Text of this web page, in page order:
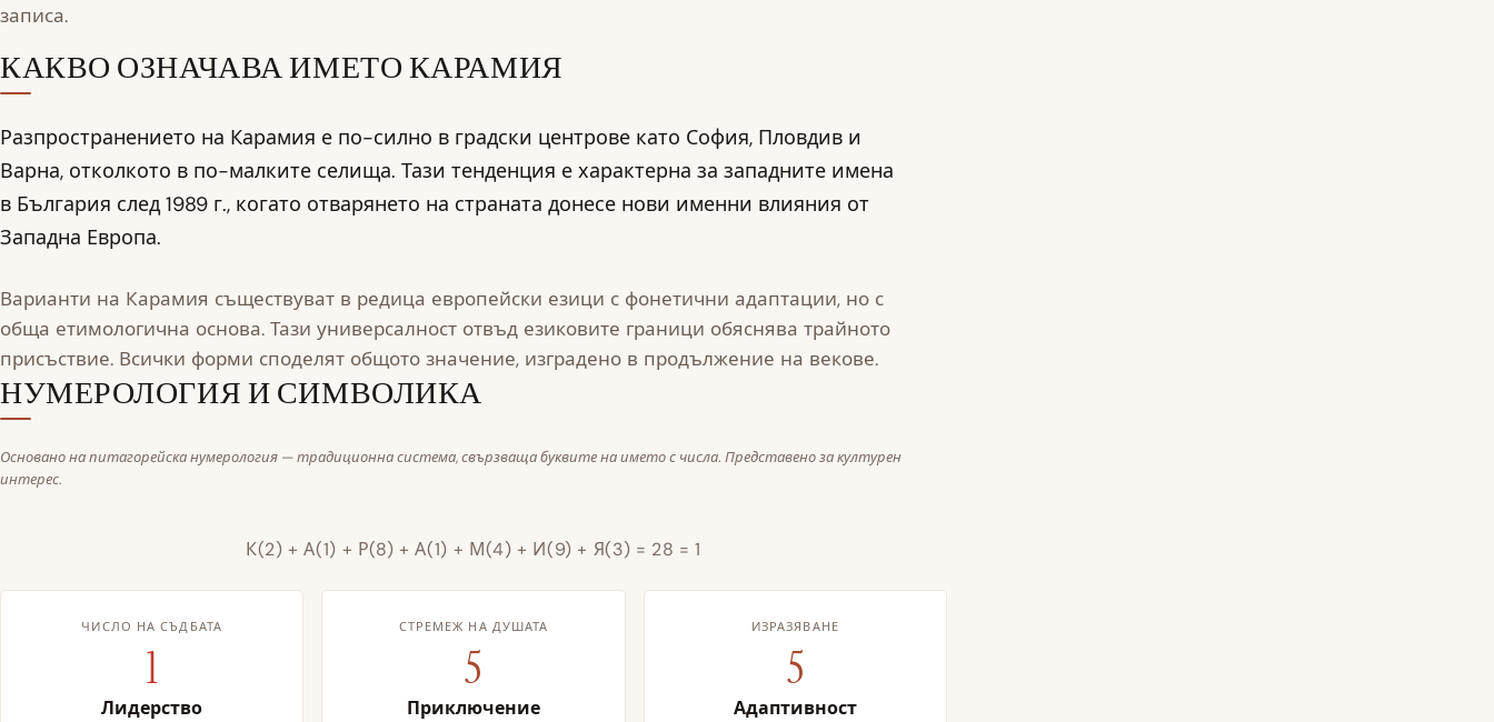
записа.
КАКВО ОЗНАЧАВА ИМЕТО КАРАМИЯ
Разпространението на Карамия е по-силно в градски центрове като София, Пловдив и
Варна, отколкото в по-малките селища. Тази тенденция е характерна за западните имена
в България след 1989 г., когато отварянето на страната донесе нови именни влияния от
Западна Европа.
Варианти на Карамия съществуват в редица европейски езици с фонетични адаптации, но с
обща етимологична основа. Тази универсалност отвъд езиковите граници обяснява трайното
присъствие. Всички форми споделят общото значение, изградено в продължение на векове.
НУМЕРОЛОГИЯ И СИМВОЛИКА
Основано на питагорейска нумерология — традиционна система, свързваща буквите на името с числа. Представено за културен
интерес.
К(2) + А(1) + Р(8) + А(1) + М(4) + И(9) + Я(3) = 28 = 1
ЧИСЛО НА СЪДБАТА
1
Лидерство
СТРЕМЕЖ НА ДУШАТА
5
Приключение
ИЗРАЗЯВАНЕ
5
Адаптивност